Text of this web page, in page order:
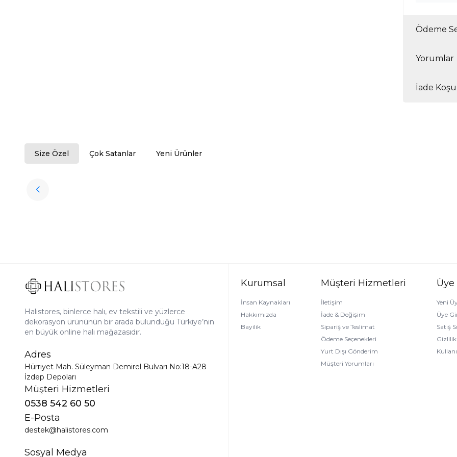
Ödeme
Yorumlar
İade
Size Özel Çok Satanlar Yeni Ürünler
Favorilere Ekle
Halıstores
Halıstores, binlerce halı, ev tekstili ve yüzlerce
dekorasyon ürününün bir arada bulunduğu Türkiye’nin
en büyük online halı mağazasıdır.
Adres
Hürriyet Mah. Süleyman Demirel Bulvarı No:18-A28
İzdep Depoları
Müşteri Hizmetleri
0538 542 60 50
E-Posta
destek@halistores.com
Sosyal Medya
Kurumsal
İnsan Kaynakları
Hakkımızda
Bayilik
Müşteri Hizmetleri
İletişim
İade & Değişim
Sipariş ve Teslimat
Ödeme Seçenekleri
Yurt Dışı Gönderim
Müşteri Yorumları
Üye
Yeni
Üye
Satış
Gizlilik